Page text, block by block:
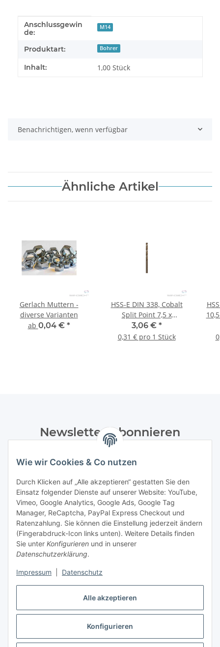
Alle akzeptieren
Konfigurieren
Wie wir Cookies & Co nutzen
Durch Klicken auf „Alle akzeptieren“ gestatten Sie den
Einsatz folgender Dienste auf unserer Website: YouTube,
Vimeo, Google Analytics, Google Ads, Google Tag
Manager, ReCaptcha, PayPal Express Checkout und
Ratenzahlung. Sie können die Einstellung jederzeit ändern
(Fingerabdruck-Icon links unten). Weitere Details finden
Sie unter Konfigurieren und in unserer
Datenschutzerklärung.
Impressum Datenschutz
Produkteigenschaft
Wert
Anschlussgewin
de:
M14
Produktart: Bohrer
Inhalt: 1,00 Stück
Benachrichtigen, wenn verfügbar
Ähnliche Artikel
Gerlach Muttern -
diverse Varianten
ab 0,04 € *
HSS-E DIN 338, Cobalt
Split Point 7,5 x
69/109mm, 10 Stk.
3,06 € *
0,31 € pro 1 Stück
Newsletter Abonnieren
Datenschutzerklärungregelmäßig und jederzeit widerruflich
Abonnieren
Informationen
Gesetzliche Informationen
Vertrag widerrufen